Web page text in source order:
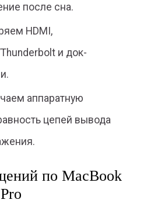
после сна.
HDMI,
Thunderbolt и док-
аппаратную
цепей вывода
по MacBook
Pro